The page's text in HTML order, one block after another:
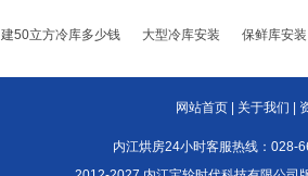
建50立方冷库多少钱 大型冷库安装 保鲜库安装
网站首页 关于我们
内江烘房24小时客服热线：